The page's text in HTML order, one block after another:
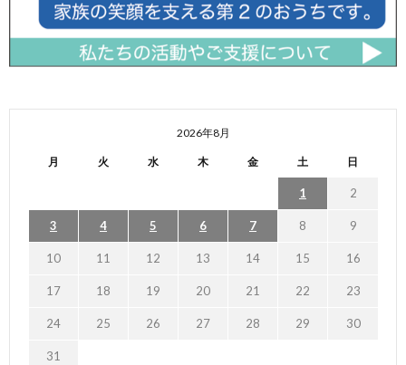
2026年8月
月 火 水 木 金 土 日
1 2
3 4 5 6 7 8 9
10 11 12 13 14 15 16
17 18 19 20 21 22 23
24 25 26 27 28 29 30
31